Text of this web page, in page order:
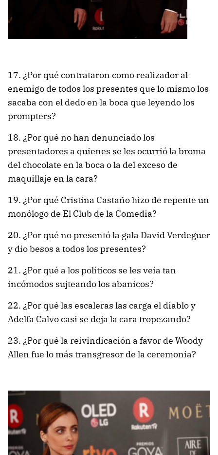
17. ¿Por qué contrataron como realizador al
enemigo de todos los presentes que lo mismo los
sacaba con el dedo en la boca que leyendo los
prompters?
18. ¿Por qué no han denunciado los
presentadores a quienes se les ocurrió la broma
del chocolate en la boca o la del exceso de
maquillaje en la cara?
19. ¿Por qué Cristina Castaño hizo de repente un
monólogo de El Club de la Comedia?
20. ¿Por qué no presentó la gala David Verdeguer
y dio besos a todos los presentes?
21. ¿Por qué a los políticos se les veía tan
incómodos sujteando los abanicos?
22. ¿Por qué las escaleras las carga el diablo y
Adelfa Calvo casi se deja la cara tropezando?
23. ¿Por qué la reivindicación a favor de Woody
Allen fue lo más transgresor de la ceremonia?